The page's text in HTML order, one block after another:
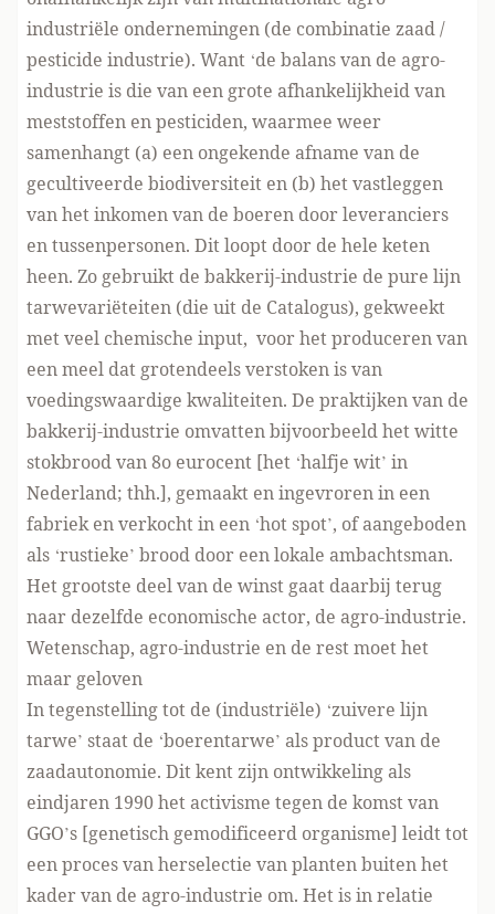
industriële ondernemingen (de combinatie zaad /
pesticide industrie). Want ‘de balans van de agro-
industrie is die van een grote afhankelijkheid van
meststoffen en pesticiden, waarmee weer
samenhangt (a) een ongekende afname van de
gecultiveerde biodiversiteit en (b) het vastleggen
van het inkomen van de boeren door leveranciers
en tussenpersonen. Dit loopt door de hele keten
heen. Zo gebruikt de bakkerij-industrie de pure lijn
tarwevariëteiten (die uit de Catalogus), gekweekt
met veel chemische input, voor het produceren van
een meel dat grotendeels verstoken is van
voedingswaardige kwaliteiten. De praktijken van de
bakkerij-industrie omvatten bijvoorbeeld het witte
stokbrood van 8o eurocent [het ‘halfje wit’ in
Nederland; thh.], gemaakt en ingevroren in een
fabriek en verkocht in een ‘hot spot’, of aangeboden
als ‘rustieke’ brood door een lokale ambachtsman.
Het grootste deel van de winst gaat daarbij terug
naar dezelfde economische actor, de agro-industrie.
Wetenschap, agro-industrie en de rest moet het
maar geloven
In tegenstelling tot de (industriële) ‘zuivere lijn
tarwe’ staat de ‘boerentarwe’ als product van de
zaadautonomie. Dit kent zijn ontwikkeling als
eindjaren 1990 het activisme tegen de komst van
GGO’s [genetisch gemodificeerd organisme] leidt tot
een proces van herselectie van planten buiten het
kader van de agro-industrie om. Het is in relatie